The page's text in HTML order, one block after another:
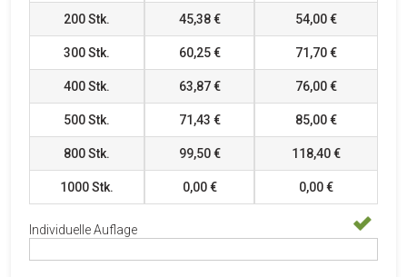
200Stk. 45,38 € 54,00 €
300Stk. 60,25 € 71,70 €
400Stk. 63,87 € 76,00 €
500Stk. 71,43 € 85,00 €
800Stk. 99,50 € 118,40 €
1000Stk. 0,00 € 0,00 €
Individuelle Auflage